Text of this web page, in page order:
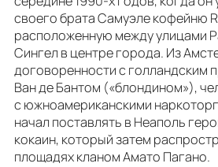
своего брата Самуэле кофейню
расположенную между улицами
Сингел в центре города. Из
договоренности с голландским
Ван де Бантом («блондином»),
с южноамериканскими
начал поставлять в Неаполь
кокаин, который затем
площадях кланом Амато Пагано.